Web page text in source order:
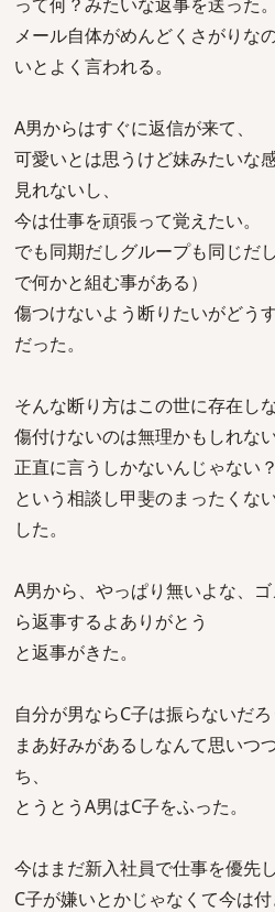
メール自体がめんどくさがりな
いとよく言われる。
A男からはすぐに返信が来て、
可愛いとは思うけど妹みたいな
見れないし、
今は仕事を頑張って覚えたい。
でも同期だしグループも同じだ
で何かと組む事がある）
傷つけないよう断りたいがどう
だった。
そんな断り方はこの世に存在しな
傷付けないのは無理かもしれな
正直に言うしかないんじゃない？
という相談し甲斐のまったくな
した。
A男から、やっぱり無いよな、
ら返事するよありがとう
と返事がきた。
自分が男ならC子は振らないだ
まあ好みがあるしなんて思いつ
ち、
とうとうA男はC子をふった。
今はまだ新入社員で仕事を優先
C子が嫌いとかじゃなくて今は